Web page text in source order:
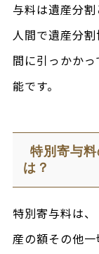
与料は遺産分
人間で遺産分
間に引っかか
能です。
特別寄与
は？
特別寄与料は
産の額その他